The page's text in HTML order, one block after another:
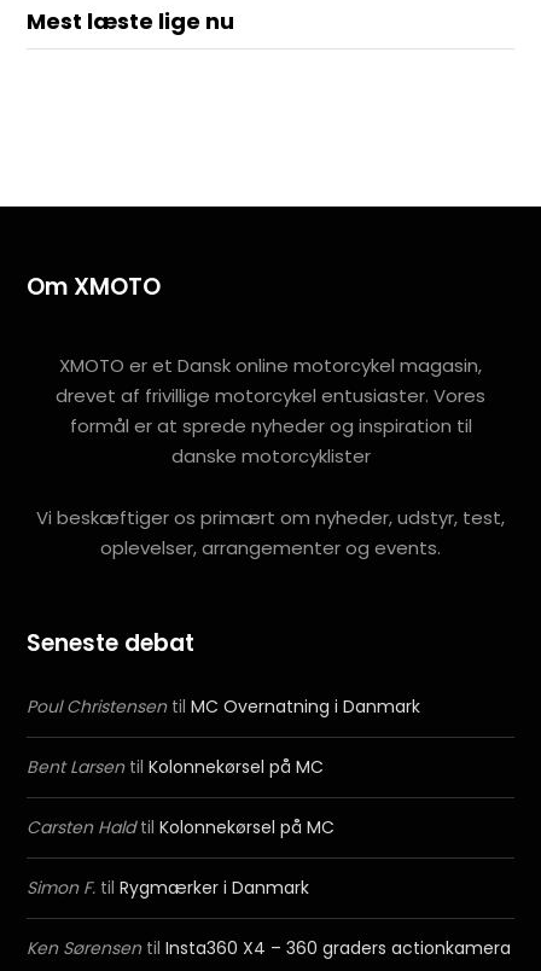
Mest læste lige nu
Om XMOTO
XMOTO er et Dansk online motorcykel magasin,
drevet af frivillige motorcykel entusiaster. Vores
formål er at sprede nyheder og inspiration til
danske motorcyklister
Vi beskæftiger os primært om nyheder, udstyr, test,
oplevelser, arrangementer og events.
Seneste debat
Poul Christensentil MC Overnatning i Danmark
Bent Larsentil Kolonnekørsel på MC
Carsten Haldtil Kolonnekørsel på MC
Simon F. til Rygmærker i Danmark
Ken Sørensentil Insta360 X4 – 360 graders actionkamera